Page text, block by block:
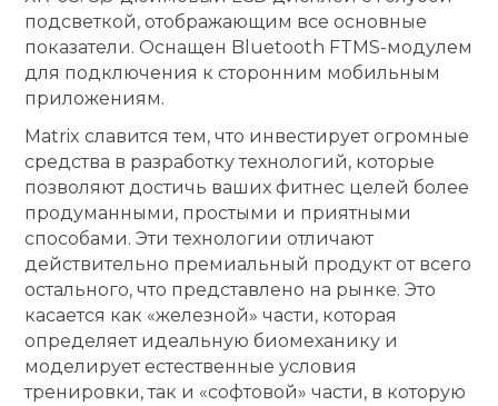
подсветкой, отображающим все основные
показатели. Оснащен Bluetooth FTMS-модулем
для подключения к сторонним мобильным
приложениям.
Matrix славится тем, что инвестирует огромные
средства в разработку технологий, которые
позволяют достичь ваших фитнес целей более
продуманными, простыми и приятными
способами. Эти технологии отличают
действительно премиальный продукт от всего
остального, что представлено на рынке. Это
касается как «железной» части, которая
определяет идеальную биомеханику и
моделирует естественные условия
тренировки, так и «софтовой» части, в которую